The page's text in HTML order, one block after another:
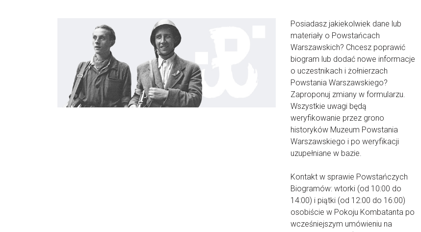
Posiadasz jakiekolwiek dane lub
materiały o Powstańcach
Warszawskich? Chcesz poprawić
biogram lub dodać nowe informacje
o uczestnikach i żołnierzach
Powstania Warszawskiego?
Zaproponuj zmiany w formularzu.
Wszystkie uwagi będą
weryfikowanie przez grono
historyków Muzeum Powstania
Warszawskiego i po weryfikacji
uzupełniane w bazie.
Kontakt w sprawie Powstańczych
Biogramów: wtorki (od 10:00 do
14:00) i piątki (od 12:00 do 16:00)
osobiście w Pokoju Kombatanta po
wcześniejszym umówieniu na